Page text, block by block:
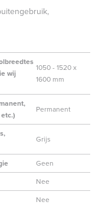
wij
1050 - 1520 x
1600 mm
Permanent
Grijs
Geen
Nee
Nee